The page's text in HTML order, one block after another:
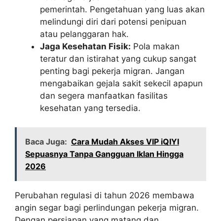
pemerintah. Pengetahuan yang luas akan
melindungi diri dari potensi penipuan
atau pelanggaran hak.
Jaga Kesehatan Fisik: Pola makan
teratur dan istirahat yang cukup sangat
penting bagi pekerja migran. Jangan
mengabaikan gejala sakit sekecil apapun
dan segera manfaatkan fasilitas
kesehatan yang tersedia.
Baca Juga: Cara Mudah Akses VIP iQIYI
Sepuasnya Tanpa Gangguan Iklan Hingga
2026
Perubahan regulasi di tahun 2026 membawa
angin segar bagi perlindungan pekerja migran.